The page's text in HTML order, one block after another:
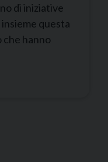
di iniziative
questa
che hanno